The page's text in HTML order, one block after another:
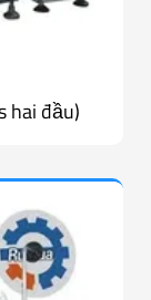
hai đầu)